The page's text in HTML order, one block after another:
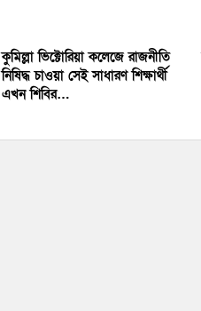
কুমিল্লা ভিক্টোরিয়া কলেজে রাজনীতি
নিষিদ্ধ চাওয়া সেই সাধারণ শিক্ষার্থী
এখন শিবির…